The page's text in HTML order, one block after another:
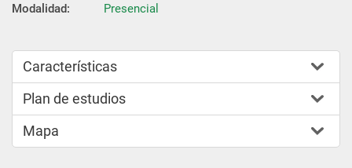
Modalidad:
Presencial
Características
Plan de estudios
Mapa